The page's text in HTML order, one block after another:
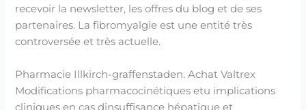
recevoir la newsletter, les offres du blog et de ses
partenaires. La fibromyalgie est une entité très
controversée et très actuelle.
Pharmacie Illkirch-graffenstaden. Achat Valtrex
Modifications pharmacocinétiques etu implications
cliniques en cas dinsuffisance hépatique et